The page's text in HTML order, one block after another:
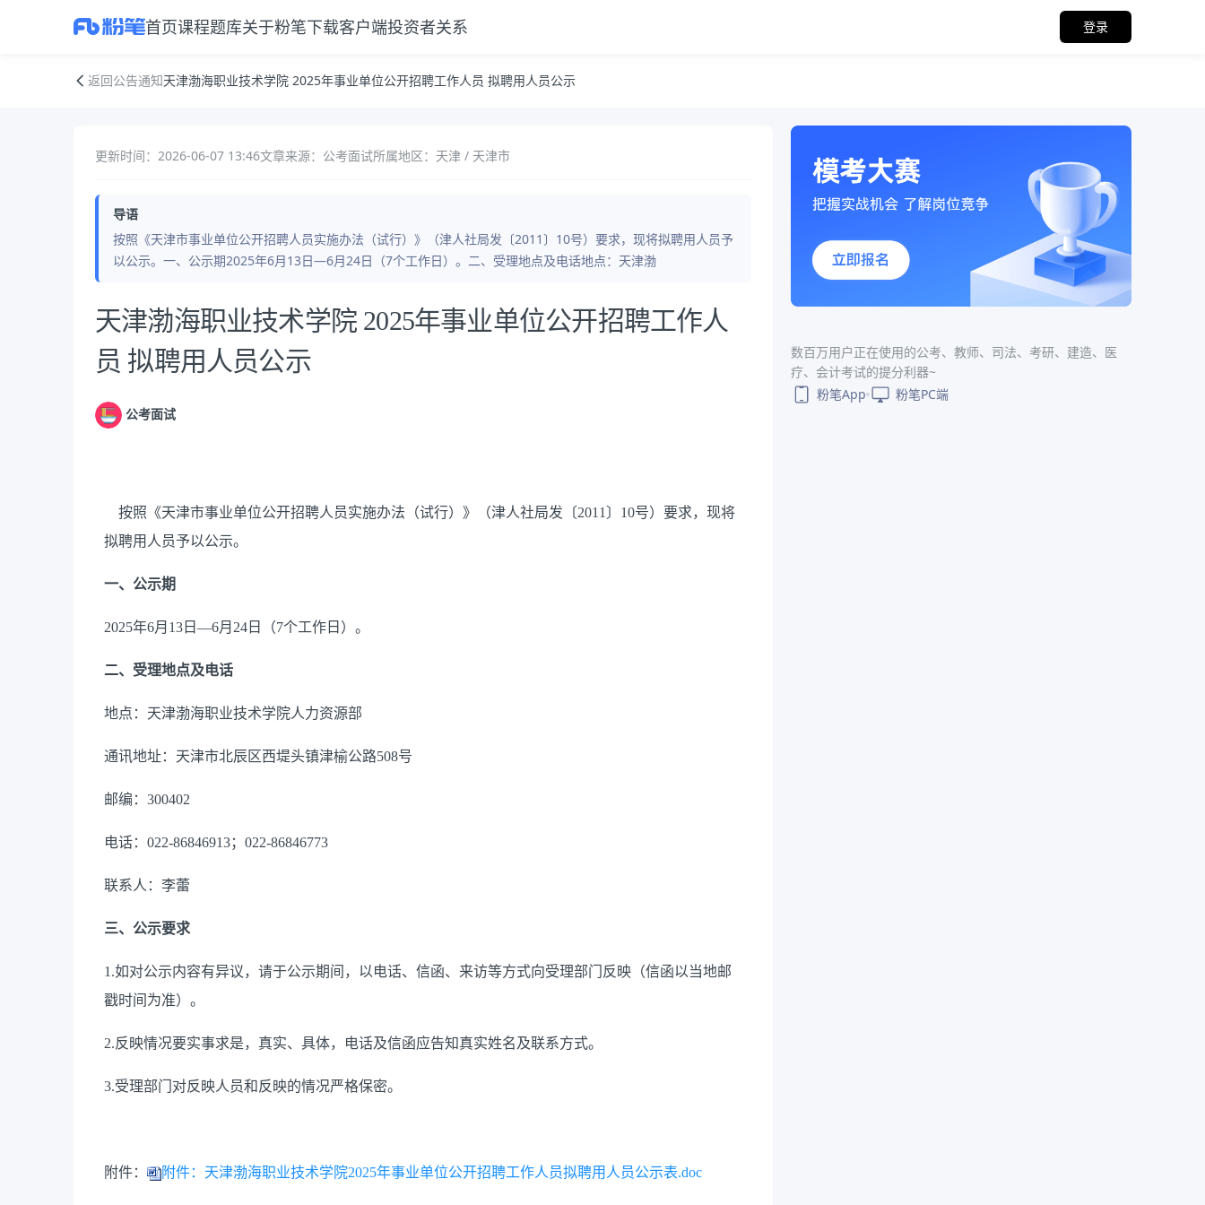
首页课程题库关于粉笔下载客户端投资者关系 登录
返回公告通知天津渤海职业技术学院 2025年事业单位公开招聘工作人员 拟聘用人员公示
更新时间：2026-06-07 13:46文章来源：公考面试所属地区：天津 / 天津市
导语
按照《天津市事业单位公开招聘人员实施办法（试行）》（津人社局发〔2011〕10号）要求，现将拟聘用人员予
以公示。一、公示期2025年6月13日—6月24日（7个工作日）。二、受理地点及电话地点：天津渤
公告正文
天津渤海职业技术学院 2025年事业单位公开招聘工作人
员 拟聘用人员公示
公考面试
按照《天津市事业单位公开招聘人员实施办法（试行）》（津人社局发〔2011〕10号）要求，现将
拟聘用人员予以公示。
一、公示期
2025年6月13日—6月24日（7个工作日）。
二、受理地点及电话
地点：天津渤海职业技术学院人力资源部
通讯地址：天津市北辰区西堤头镇津榆公路508号
邮编： 300402
电话： 022-86846913；022-86846773
联系人：李蕾
三、公示要求
1.如对公示内容有异议，请于公示期间，以电话、信函、来访等方式向受理部门反映（信函以当地邮
戳时间为准）。
2.反映情况要实事求是，真实、具体，电话及信函应告知真实姓名及联系方式。
3.受理部门对反映人员和反映的情况严格保密。
附件： 附件：天津渤海职业技术学院2025年事业单位公开招聘工作人员拟聘用人员公示表.doc
数百万用户正在使用的公考、教师、司法、考研、建造、医
疗、会计考试的提分利器~
粉笔App
粉笔PC端